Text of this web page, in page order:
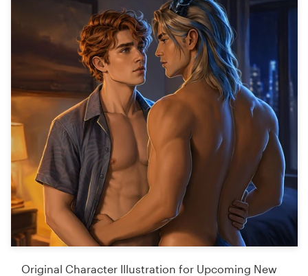
Original Character Illustration for Upcoming New